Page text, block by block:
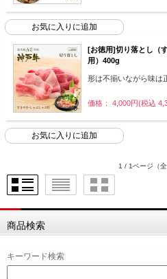
[お徳用]切り落とし（
用）400g
形は不揃いながら味は
価格： 4,000円(税込
1 / 1ページ （
商品検索
キーワード検索